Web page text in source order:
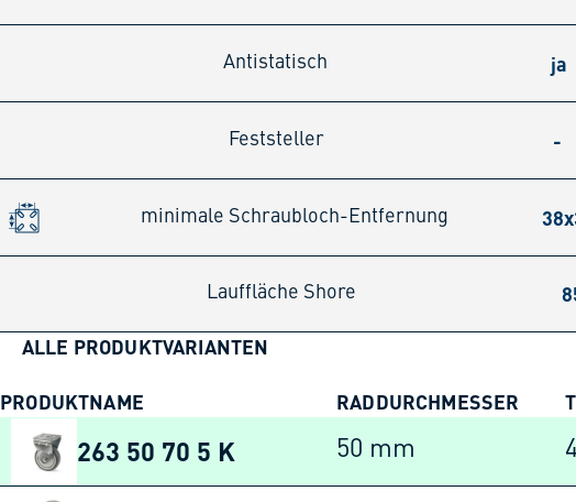
Antistatisch ja
Feststeller -
minimale Schraubloch-Entfernung
Lauffläche Shore
ALLE PRODUKTVARIANTEN
PRODUKTNAME RADDURCHMESSER
263 50 70 5 K 50 mm